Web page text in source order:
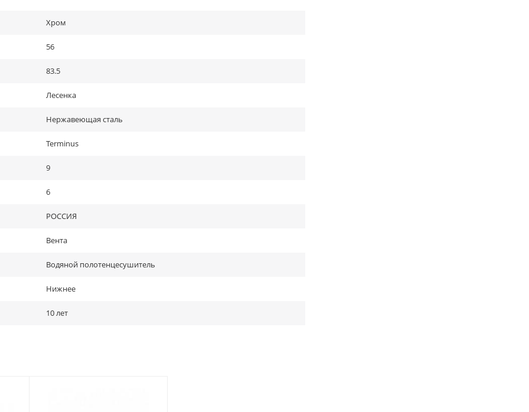
Хром
56
83.5
Лесенка
Нержавеющая сталь
Terminus
9
6
РОССИЯ
Вента
Водяной полотенцесушитель
Нижнее
10 лет